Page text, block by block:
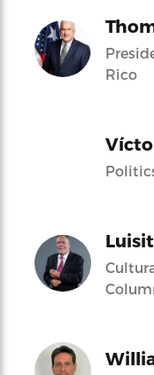
Rico